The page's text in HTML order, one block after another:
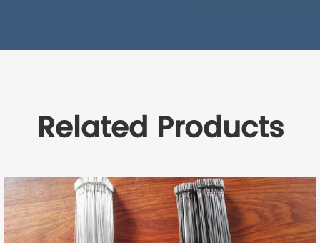
Related Products